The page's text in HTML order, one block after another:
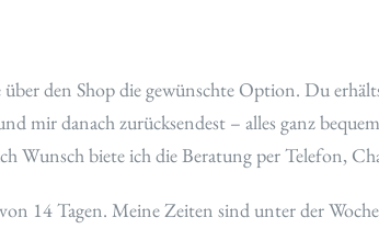
den Shop die gewünschte Option. Du
mir danach zurücksendest – alles ganz
Wunsch biete ich die Beratung per Telefon,
14 Tagen. Meine Zeiten sind unter der